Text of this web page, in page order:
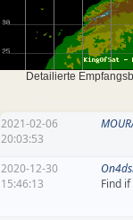
Detailierte
2021-02-06
20:03:53
2020-12-30
15:46:13
Find